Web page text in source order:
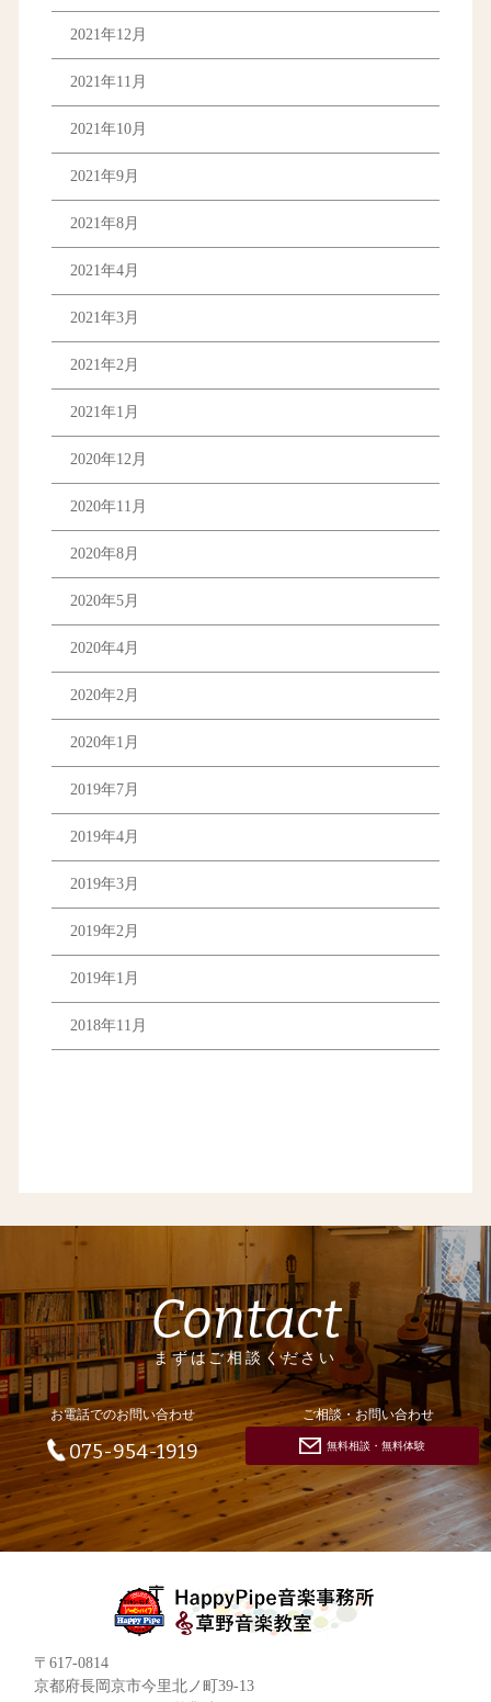
2021年12月
2021年11月
2021年10月
2021年9月
2021年8月
2021年4月
2021年3月
2021年2月
2021年1月
2020年12月
2020年11月
2020年8月
2020年5月
2020年4月
2020年2月
2020年1月
2019年7月
2019年4月
2019年3月
2019年2月
2019年1月
2018年11月
Contact
まずはご相談ください
お電話でのお問い合わせ
075-954-1919
ご相談・お問い合わせ
無料相談・無料体験
〒617-0814
京都府長岡京市今里北ノ町39-13